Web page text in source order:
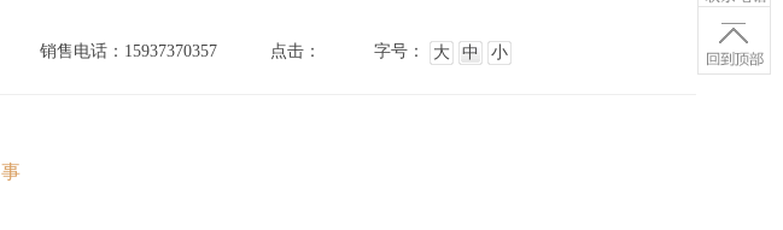
销售电话：15937370357 点击： 字号： 大 中 小